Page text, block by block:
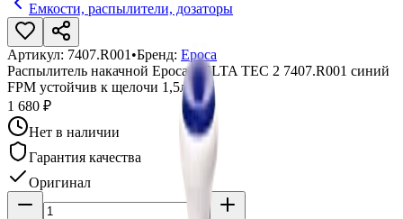
Емкости, распылители, дозаторы
Артикул: 7407.R001 •Бренд: Epoca
Распылитель накачной Epoca DELTA TEC 2 7407.R001 синий
FPM устойчив к щелочи 1,5л
1 680 ₽
Нет в наличии
Гарантия качества
Оригинал